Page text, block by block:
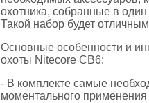
охотника, собранные в
Такой набор будет
Основные особенности и
охоты Nitecore CB6:
- В комплекте самые
моментального